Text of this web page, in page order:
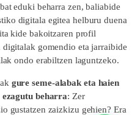
eduki beharra zen, baliabide
digitala egitea helburu duena
kide bakoitzaren profil
gomendio eta jarraibide
ondo erabiltzen laguntzeko.
gure seme-alabak eta haien
beharra: Zer
gustatzen zaizkizu gehien? Era